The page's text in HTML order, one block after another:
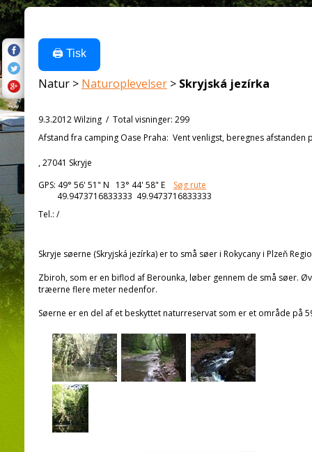
🖨️ Tisk
Natur > Naturoplevelser > Skryjská jezírka
9.3.2012 Wilzing / Total visninger: 299
Afstand fra camping Oase Praha: Vent venligst, beregnes afstanden
, 27041 Skryje
GPS: 49° 56' 51" N 13° 44' 58" E
Søg rute
49.9473716833333 49.9473716833333
Tel.: /
Skryje søerne (Skryjská jezírka) er to små søer i Rokycany i Plzeň
Zbiroh, som er en biflod af Berounka, løber gennem de små søer.
træerne flere meter nedenfor.
Søerne er en del af et beskyttet naturreservat som er et område på